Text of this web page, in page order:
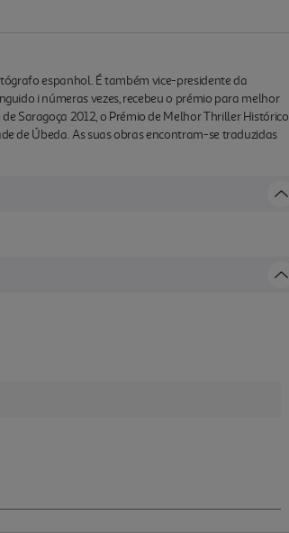
espanhol. É também vice-presidente da
i númeras vezes, recebeu o prémio para melhor
Saragoça 2012, o Prémio de Melhor Thriller Histórico
de Úbeda. As suas obras encontram-se traduzidas